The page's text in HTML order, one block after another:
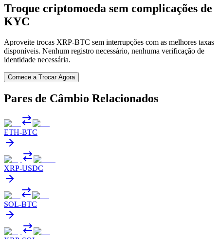
Troque criptomoeda sem complicações de
KYC
Aproveite trocas XRP-BTC sem interrupções com as melhores taxas
disponíveis. Nenhum registro necessário, nenhuma verificação de
identidade necessária.
Comece a Trocar Agora
Pares de Câmbio Relacionados
ETH-BTC
XRP-USDC
SOL-BTC